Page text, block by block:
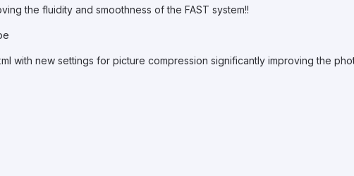
the fluidity and smoothness of the FAST system!!
with new settings for picture compression significantly improving the